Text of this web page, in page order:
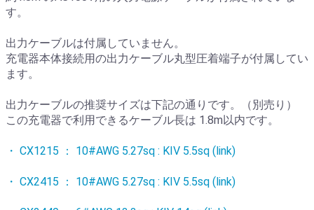
す。
出力ケーブルは付属していません。
充電器本体接続用の出力ケーブル丸型圧着端子が付属してい
ます。
出力ケーブルの推奨サイズは下記の通りです。（別売り）
この充電器で利用できるケーブル長は 1.8m以内です。
・ CX1215 ： 10#AWG 5.27sq : KIV 5.5sq (link)
・ CX2415 ： 10#AWG 5.27sq : KIV 5.5sq (link)